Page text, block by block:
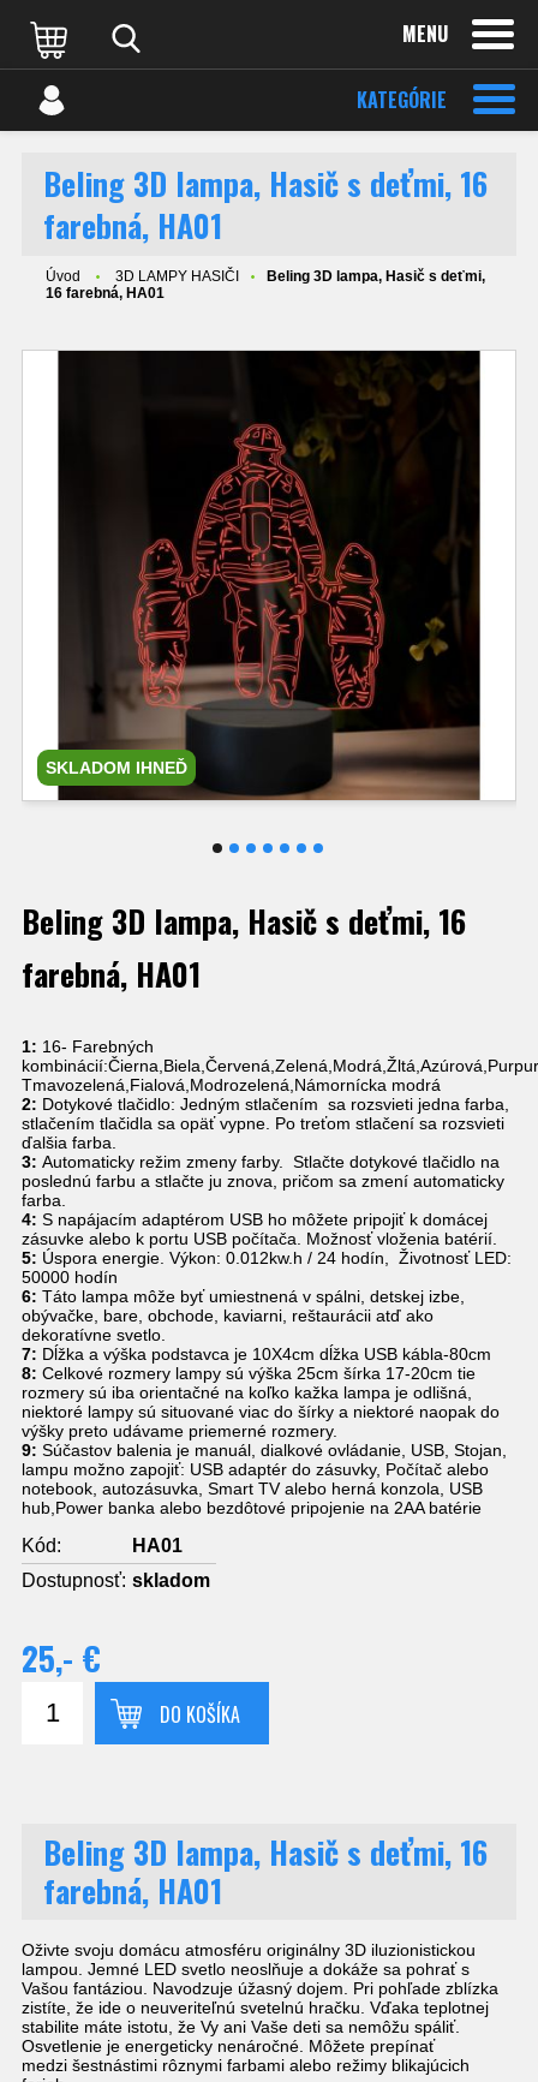
MENU
KATEGÓRIE
Beling 3D lampa, Hasič s deťmi, 16
farebná, HA01
Úvod 3D LAMPY HASIČI
Beling 3D lampa, Hasič s deťmi,
16 farebná, HA01
SKLADOM IHNEĎ
Beling 3D lampa, Hasič s deťmi, 16
farebná, HA01
1: 16- Farebných
Tmavozelená,Fialová,Modrozelená,Námornícka modrá
2: Dotykové tlačidlo: Jedným stlačením sa rozsvieti jedna farba,
stlačením tlačidla sa opäť vypne. Po treťom stlačení sa rozsvieti
ďalšia farba.
3: Automaticky režim zmeny farby. Stlačte dotykové tlačidlo na
poslednú farbu a stlačte ju znova, pričom sa zmení automaticky
farba.
4: S napájacím adaptérom USB ho môžete pripojiť k domácej
zásuvke alebo k portu USB počítača. Možnosť vloženia batérií.
5: Úspora energie. Výkon: 0.012kw.h / 24 hodín, Životnosť LED:
50000 hodín
6: Táto lampa môže byť umiestnená v spálni, detskej izbe,
obývačke, bare, obchode, kaviarni, reštaurácii atď ako
dekoratívne svetlo.
7: Dĺžka a výška podstavca je 10X4cm dĺžka USB kábla-80cm
8: Celkové rozmery lampy sú výška 25cm šírka 17-20cm tie
rozmery sú iba orientačné na koľko kažka lampa je odlišná,
niektoré lampy sú situované viac do šírky a niektoré naopak do
výšky preto udávame priemerné rozmery.
9: Súčastov balenia je manuál, dialkové ovládanie, USB, Stojan,
lampu možno zapojiť: USB adaptér do zásuvky, Počítač alebo
notebook, autozásuvka, Smart TV alebo herná konzola, USB
hub,Power banka alebo bezdôtové pripojenie na 2AA batérie
Kód:
HA01
Dostupnosť: skladom
25,- €
DO KOŠÍKA
Beling 3D lampa, Hasič s deťmi, 16
farebná, HA01
Oživte svoju domácu atmosféru originálny 3D iluzionistickou
lampou. Jemné LED svetlo neoslňuje a dokáže sa pohrať s
Vašou fantáziou. Navodzuje úžasný dojem. Pri pohľade zblízka
zistíte, že ide o neuveriteľnú svetelnú hračku. Vďaka teplotnej
stabilite máte istotu, že Vy ani Vaše deti sa nemôžu spáliť.
Osvetlenie je energeticky nenáročné. Môžete prepínať
medzi šestnástimi rôznymi farbami alebo režimy blikajúcich